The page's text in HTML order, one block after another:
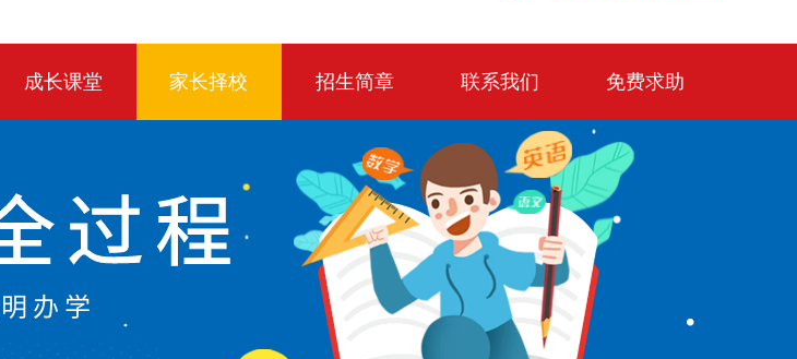
成长课堂 家长择校 招生简章 联系我们 免费求助